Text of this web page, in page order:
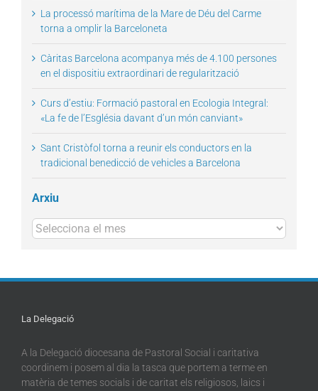
La processó marítima de la Mare de Déu del Carme
torna a omplir la Barceloneta
Càritas Barcelona acompanya més de 4.100 persones
en el dispositiu extraordinari de regularització
Curs d’estiu: Formació pastoral en Ecologia Integral:
«La fe de l’Església davant d’un món canviant»
Sant Cristòfol torna a reunir els conductors en la
tradicional benedicció de vehicles a Barcelona
Arxiu
Arxius
La Delegació
A la Delegació diocesana de Pastoral Social i caritativa
coordinem i posem al dia la tasca que portem a terme en
matèria de temes socials i de caritat els religiosos, laics i